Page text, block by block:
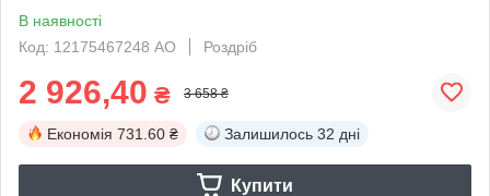
В наявності
Код: 12175467248 АО
Роздріб
2 926,40 ₴ 3 658 ₴
Економія 731.60 ₴ Залишилось 32 дні
Купити